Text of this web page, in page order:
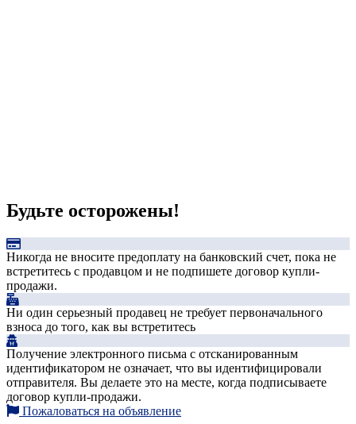
Будьте осторожены!
Никогда не вносите предоплату на банковский счет, пока не
встретитесь с продавцом и не подпишете договор купли-
продажи.
Ни один серьезный продавец не требует первоначального
взноса до того, как вы встретитесь
Получение электронного письма с отсканированным
идентификатором не означает, что вы идентифицировали
отправителя. Вы делаете это на месте, когда подписываете
договор купли-продажи.
Пожаловаться на объявление